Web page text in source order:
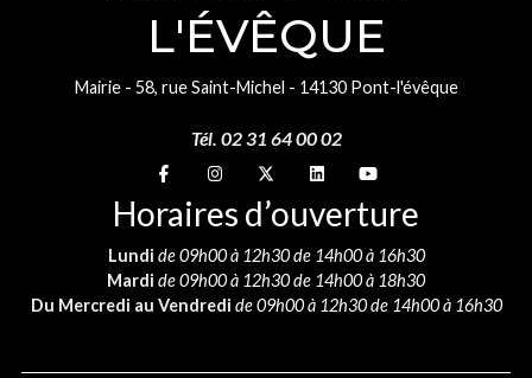
L'ÉVÊQUE
Mairie - 58, rue Saint-Michel - 14130 Pont-l'évêque
Tél. 02 31 64 00 02
Suivez-nous sur
Suivez-nous sur
Suivez-nous sur
Suivez-nous sur
Suivez-nous sur
Horaires d’ouverture
Lundi de 09h00 à 12h30 de 14h00 à 16h30
Mardi de 09h00 à 12h30 de 14h00 à 18h30
Du Mercredi au Vendredi de 09h00 à 12h30 de 14h00 à 16h30